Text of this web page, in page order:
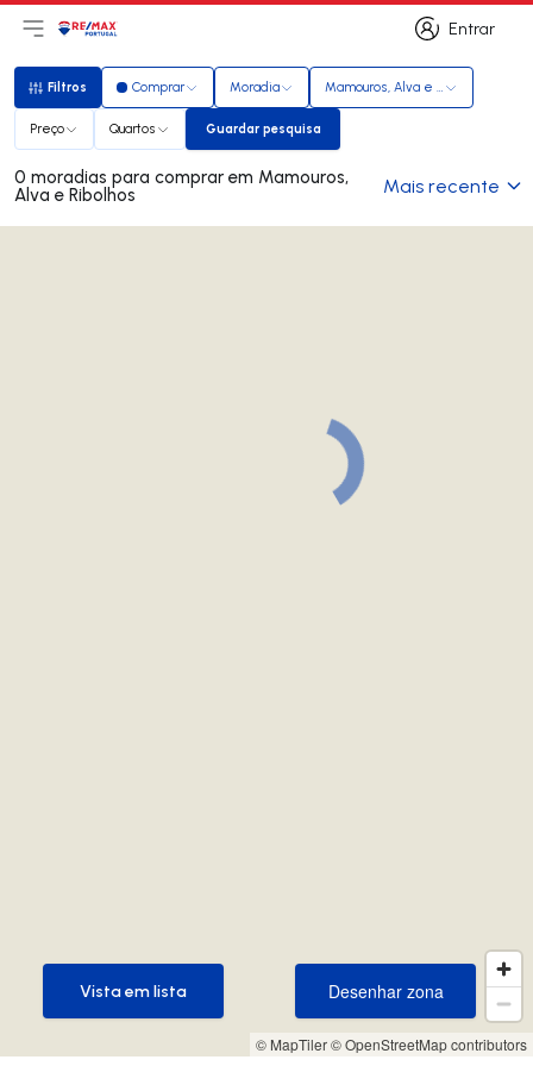
Entrar
Entrar
Abri menu principal
LogoIr para página inicial
Filtros
Filtros Comprar Moradia Mamouros, Alva e Ribolhos
Preço Quartos Guardar pesquisa
Guardar pesquisa
0 moradias para comprar em Mamouros,
Alva e Ribolhos Mais recente
© MapTiler© OpenStreetMap contributors
Desenhar zona
Desenhar zona
Vista em lista
Vista em lista